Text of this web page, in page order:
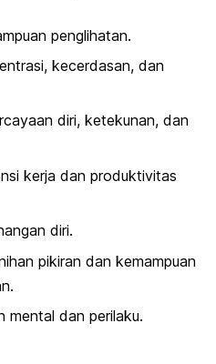
penglihatan.
kecerdasan, dan
diri, ketekunan, dan
kerja dan produktivitas
diri.
pikiran dan kemampuan
mental dan perilaku.